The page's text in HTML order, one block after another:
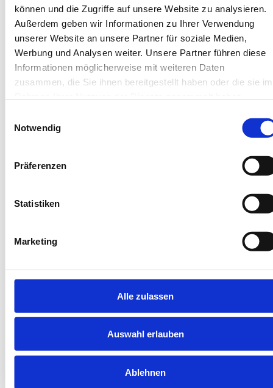
können und die Zugriffe auf unsere Website zu analysieren.
Außerdem geben wir Informationen zu Ihrer Verwendung
unserer Website an unsere Partner für soziale Medien,
Werbung und Analysen weiter. Unsere Partner führen diese
Informationen möglicherweise mit weiteren Daten
zusammen, die Sie ihnen bereitgestellt haben oder die sie im
Notwendig
Präferenzen
Statistiken
Marketing
Alle zulassen
Auswahl erlauben
Ablehnen
Next
Haus Aschenputtel
12 Bewertungen